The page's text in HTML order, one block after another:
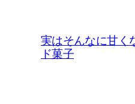
実はそんなに甘く
ド菓子